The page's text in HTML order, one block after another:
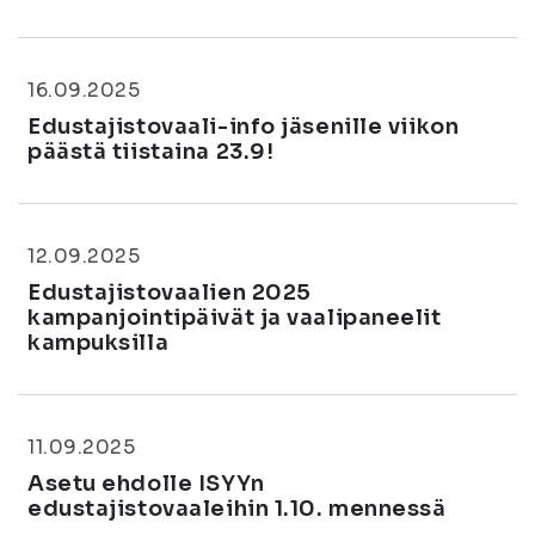
16.09.2025
Edustajistovaali-info jäsenille viikon
päästä tiistaina 23.9!
12.09.2025
Edustajistovaalien 2025
kampanjointipäivät ja vaalipaneelit
kampuksilla
11.09.2025
Asetu ehdolle ISYYn
edustajistovaaleihin 1.10. mennessä